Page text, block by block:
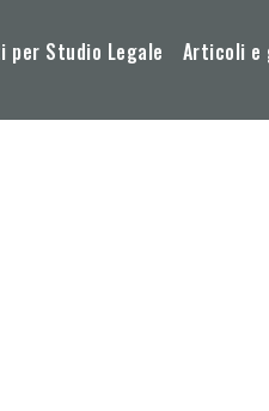
per Studio Legale Articoli e